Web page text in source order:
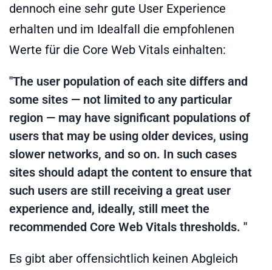
dennoch eine sehr gute User Experience
erhalten und im Idealfall die empfohlenen
Werte für die Core Web Vitals einhalten:
"The user population of each site differs and
some sites — not limited to any particular
region — may have significant populations of
users that may be using older devices, using
slower networks, and so on. In such cases
sites should adapt the content to ensure that
such users are still receiving a great user
experience and, ideally, still meet the
recommended Core Web Vitals thresholds. "
Es gibt aber offensichtlich keinen Abgleich